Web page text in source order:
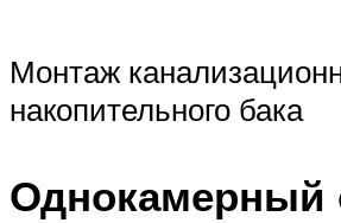
Монтаж
накопительного бака
Однокамерный